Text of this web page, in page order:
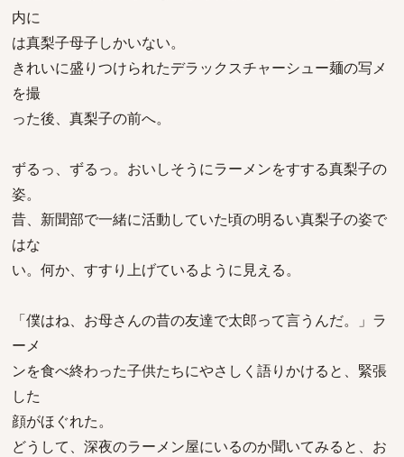
内に
は真梨子母子しかいない。
きれいに盛りつけられたデラックスチャーシュー麺の写メ
を撮
った後、真梨子の前へ。
ずるっ、ずるっ。おいしそうにラーメンをすする真梨子の
姿。
昔、新聞部で一緒に活動していた頃の明るい真梨子の姿で
はな
い。何か、すすり上げているように見える。
「僕はね、お母さんの昔の友達で太郎って言うんだ。」ラ
ーメ
ンを食べ終わった子供たちにやさしく語りかけると、緊張
した
顔がほぐれた。
どうして、深夜のラーメン屋にいるのか聞いてみると、お